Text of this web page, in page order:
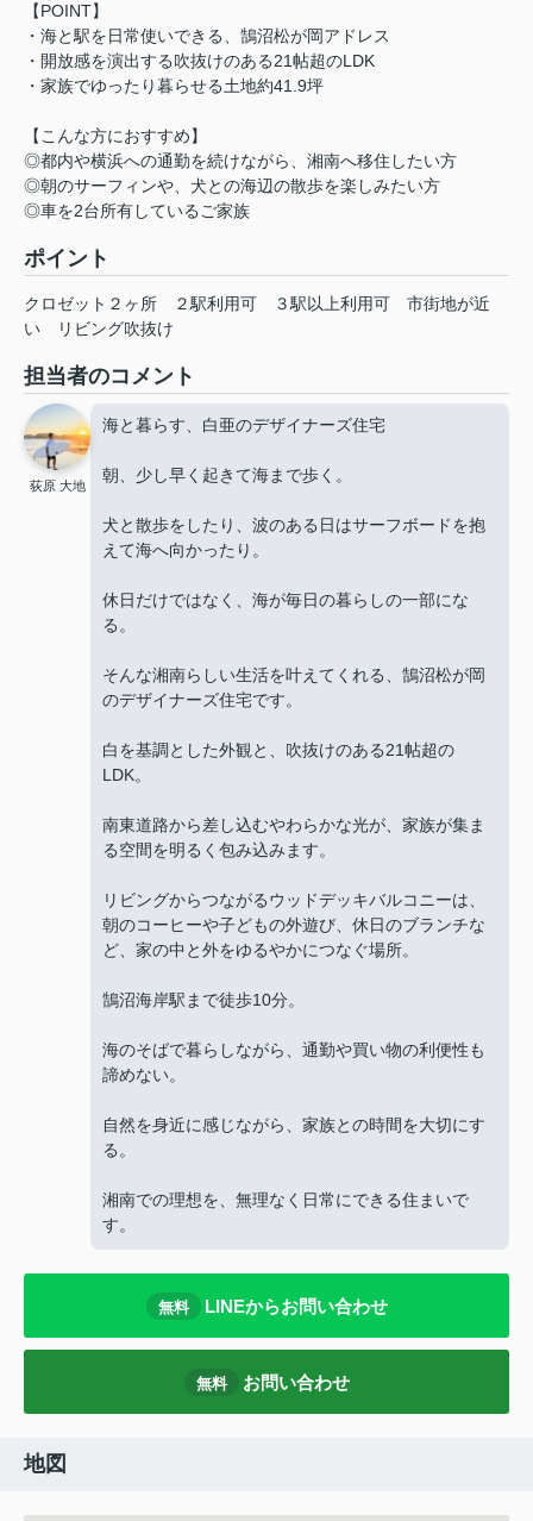
【POINT】
・海と駅を日常使いできる、鵠沼松が岡アドレス
・開放感を演出する吹抜けのある21帖超のLDK
・家族でゆったり暮らせる土地約41.9坪
【こんな方におすすめ】
◎都内や横浜への通勤を続けながら、湘南へ移住したい方
◎朝のサーフィンや、犬との海辺の散歩を楽しみたい方
◎車を2台所有しているご家族
ポイント
クロゼット２ヶ所 ２駅利用可 ３駅以上利用可
市街地が近
い
リビング吹抜け
担当者のコメント
荻原 大地
海と暮らす、白亜のデザイナーズ住宅
朝、少し早く起きて海まで歩く。
犬と散歩をしたり、波のある日はサーフボードを抱
えて海へ向かったり。
休日だけではなく、海が毎日の暮らしの一部にな
る。
そんな湘南らしい生活を叶えてくれる、鵠沼松が岡
のデザイナーズ住宅です。
白を基調とした外観と、吹抜けのある21帖超の
LDK。
南東道路から差し込むやわらかな光が、家族が集ま
る空間を明るく包み込みます。
リビングからつながるウッドデッキバルコニーは、
朝のコーヒーや子どもの外遊び、休日のブランチな
ど、家の中と外をゆるやかにつなぐ場所。
鵠沼海岸駅まで徒歩10分。
海のそばで暮らしながら、通勤や買い物の利便性も
諦めない。
自然を身近に感じながら、家族との時間を大切にす
る。
湘南での理想を、無理なく日常にできる住まいで
す。
無料 LINEからお問い合わせ
無料 お問い合わせ
地図